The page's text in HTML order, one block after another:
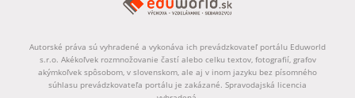
Autorské práva sú vyhradené a vykonáva ich prevádzkovateľ portálu Eduworld
s.r.o. Akékoľvek rozmnožovanie častí alebo celku textov, fotografií, grafov
akýmkoľvek spôsobom, v slovenskom, ale aj v inom jazyku bez písomného
súhlasu prevádzkovateľa portálu je zakázané. Spravodajská licencia